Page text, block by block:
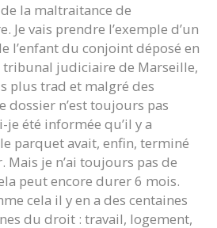
la maltraitance de
Je vais prendre l’exemple d’un
l’enfant du conjoint déposé en
tribunal judiciaire de Marseille,
plus trad et malgré des
dossier n’est toujours pas
été informée qu’il y a
parquet avait, enfin, terminé
Mais je n’ai toujours pas de
peut encore durer 6 mois.
cela il y en a des centaines
du droit : travail, logement,